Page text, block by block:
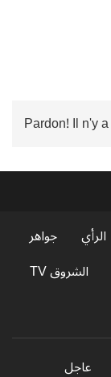
Pardon! Il n'y
الرأي
جواهر
الشروق TV
عاجل